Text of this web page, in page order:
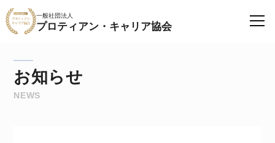
一般社団法人
プロティアン・キャリア協会
お知らせ
NEWS